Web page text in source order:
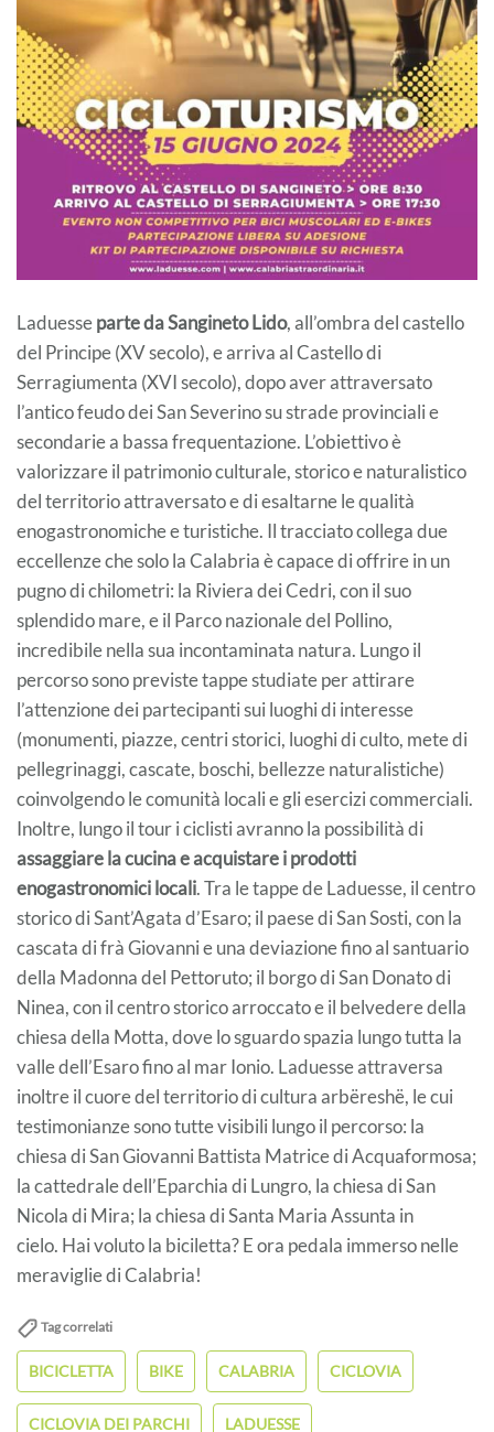
Laduesseparte da Sangineto Lido, all’ombra del castello
del Principe (XV secolo), e arriva al Castello di
Serragiumenta (XVI secolo), dopo aver attraversato
l’antico feudo dei San Severino su strade provinciali e
secondarie a bassa frequentazione. L’obiettivo è
valorizzare il patrimonio culturale, storico e naturalistico
del territorio attraversato e di esaltarne le qualità
enogastronomiche e turistiche. Il tracciato collega due
eccellenze che solo la Calabria è capace di offrire in un
pugno di chilometri: la Riviera dei Cedri, con il suo
splendido mare, e il Parco nazionale del Pollino,
incredibile nella sua incontaminata natura. Lungo il
percorso sono previste tappe studiate per attirare
l’attenzione dei partecipanti sui luoghi di interesse
(monumenti, piazze, centri storici, luoghi di culto, mete di
pellegrinaggi, cascate, boschi, bellezze naturalistiche)
coinvolgendo le comunità locali e gli esercizi commerciali.
Inoltre, lungo il tour i ciclisti avranno la possibilità di
assaggiare la cucina e acquistare i prodotti
enogastronomici locali. Tra le tappe de Laduesse, il centro
storico di Sant’Agata d’Esaro; il paese di San Sosti, con la
cascata di frà Giovanni e una deviazione fino al santuario
della Madonna del Pettoruto; il borgo di San Donato di
Ninea, con il centro storico arroccato e il belvedere della
chiesa della Motta, dove lo sguardo spazia lungo tutta la
valle dell’Esaro fino al mar Ionio. Laduesse attraversa
inoltre il cuore del territorio di cultura arbëreshë, le cui
testimonianze sono tutte visibili lungo il percorso: la
chiesa di San Giovanni Battista Matrice di Acquaformosa;
la cattedrale dell’Eparchia di Lungro, la chiesa di San
Nicola di Mira; la chiesa di Santa Maria Assunta in
cielo. Hai voluto la biciletta? E ora pedala immerso nelle
meraviglie di Calabria!
Tag correlati
BICICLETTA BIKE CALABRIA CICLOVIA
CICLOVIA DEI PARCHI LADUESSE